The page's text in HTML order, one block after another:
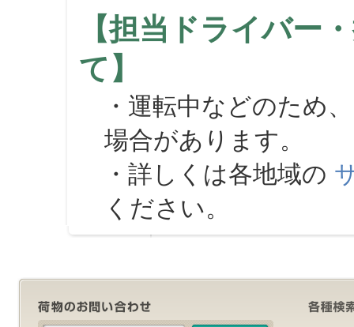
【担当ドライバー
て】
・運転中などのため
場合があります。
・詳しくは各地域の
ください。